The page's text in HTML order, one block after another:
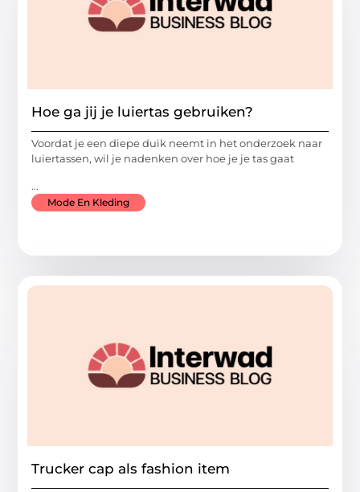
Hoe ga jij je luiertas gebruiken?
Voordat je een diepe duik neemt in het onderzoek naar
luiertassen, wil je nadenken over hoe je je tas gaat
...
Mode En Kleding
Trucker cap als fashion item